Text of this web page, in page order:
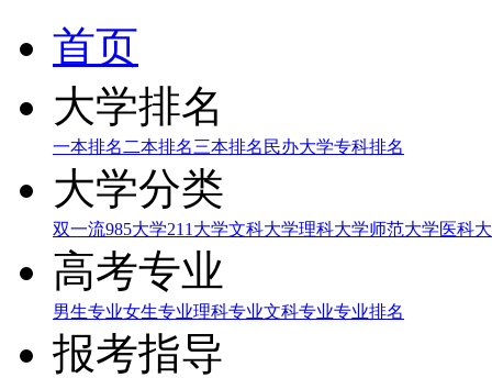
首页
大学排名
一本排名 二本排名三本排名 民办大学专科排名
大学分类
双一流985大学211大学文科大学理科大学师范大学医科
高考专业
男生专业女生专业理科专业文科专业专业排名
报考指导